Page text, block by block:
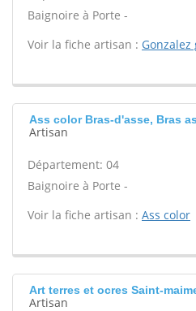
Baignoire à Porte -
Voir la fiche artisan :
Ass color Bras-d'asse, Bras
Artisan
Département: 04
Baignoire à Porte -
Voir la fiche artisan : Ass color
Art terres et ocres Saint-
Artisan